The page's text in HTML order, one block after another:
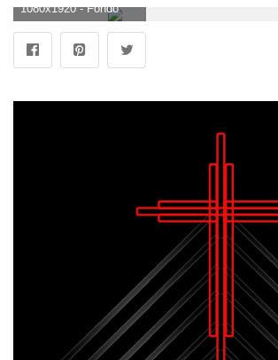
1080x1920 - Fondo de pantalla de 1080x1920. Imágen de cruz.